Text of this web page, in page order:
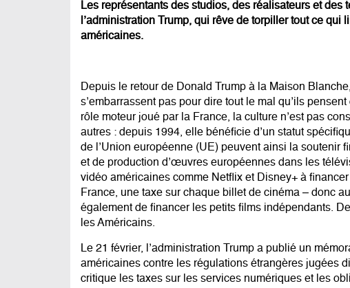
Les représentants des studios, des réalisateurs et
l’administration Trump, qui rêve de torpiller tout ce
américaines.
Depuis le retour de Donald Trump à la Maison
s’embarrassent pas pour dire tout le mal qu’ils
rôle moteur joué par la France, la culture n’est pas
autres : depuis 1994, elle bénéficie d’un statut
de l’Union européenne (UE) peuvent ainsi la soutenir
et de production d’œuvres européennes dans les
vidéo américaines comme Netflix et Disney+ à
France, une taxe sur chaque billet de cinéma – donc
également de financer les petits films indépendants.
les Américains.
Le 21 février, l’administration Trump a publié un
américaines contre les régulations étrangères jugées
critique les taxes sur les services numériques et les